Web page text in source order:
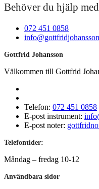
priset
var:
269,00 kr.
Behöver du hjälp
072 451 0858
Gottfrid Johansson
Välkommen till Gottfrid
Telefon: 072 451 0858
E-post instrument:
E-post noter:
Telefontider:
Måndag – fredag 10-12
Användbara sidor